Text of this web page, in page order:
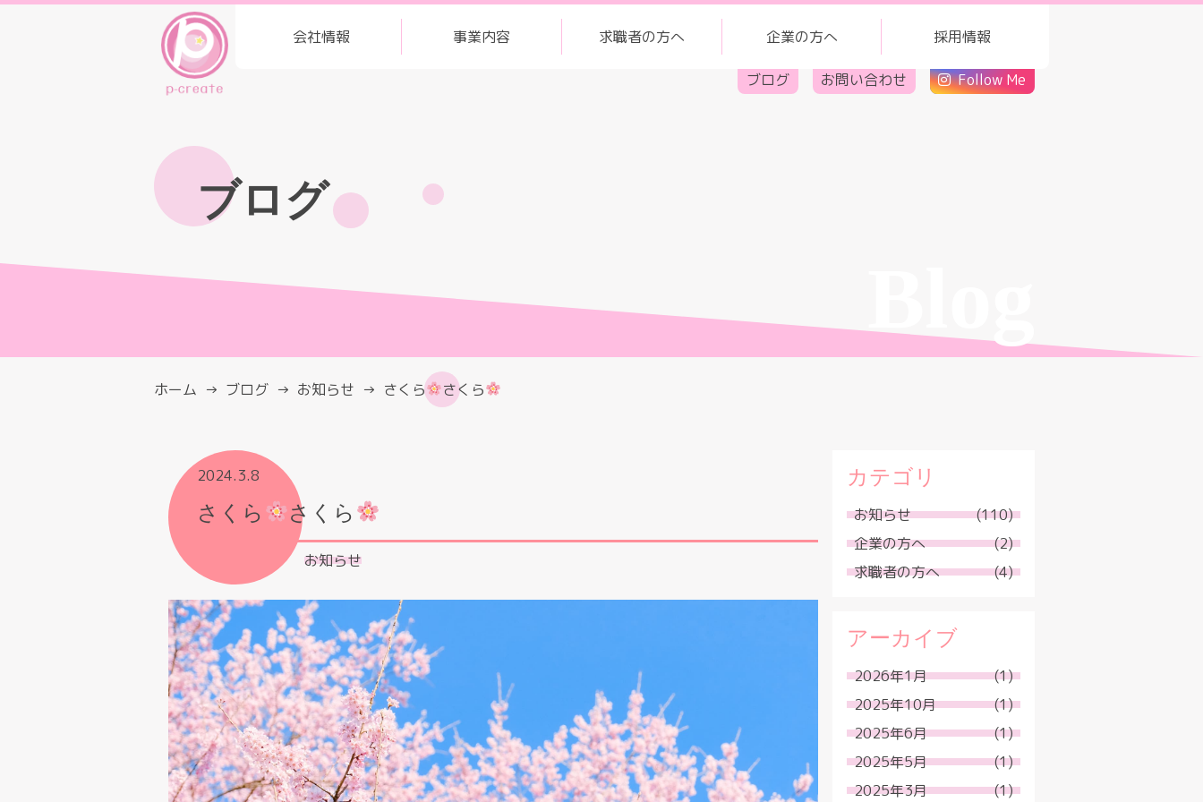
会社情報 事業内容 求職者の方へ 企業の方へ 採用情報
ブログ お問い合わせ Follow Me
ブログ
ホーム ブログ お知らせ さくら さくら
2024.3.8
さくら さくら
お知らせ
カテゴリ
お知らせ
(110)
企業の方へ
(2)
求職者の方へ
(4)
アーカイブ
2026年1月
(1)
2025年10月
(1)
2025年6月
(1)
2025年5月
(1)
2025年3月
(1)